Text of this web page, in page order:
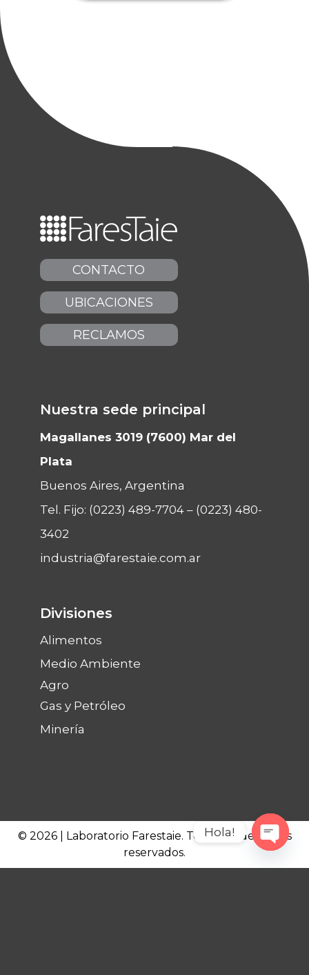
CONTACTO
UBICACIONES
RECLAMOS
Nuestra sede principal
Magallanes 3019 (7600) Mar del
Plata
Buenos Aires, Argentina
Tel. Fijo: (0223) 489-7704– (0223) 480-
3402
industria@farestaie.com.ar
Divisiones
Alimentos
Medio Ambiente
Agro
Gas y Petróleo
Minería
© 2026 | Laboratorio Farestaie. Todos los derechos
reservados.
Hola!